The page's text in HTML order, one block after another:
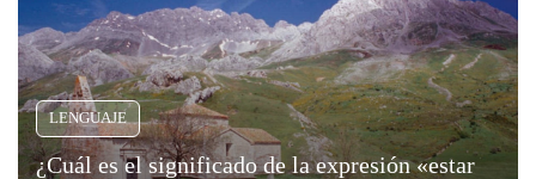
Moda
y
Tendencias
Naturaleza
de
dormir.
Esta
raíz
etimológica,
que...
LENGUAJE
¿Cuál es el significado de la expresión «estar